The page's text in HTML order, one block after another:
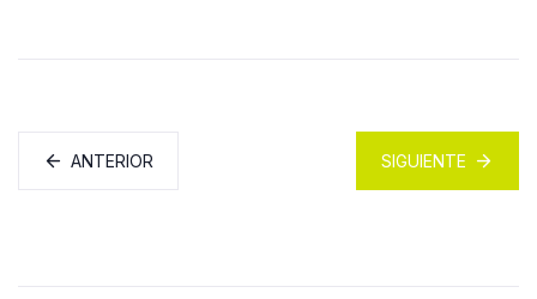
ANTERIOR SIGUIENTE